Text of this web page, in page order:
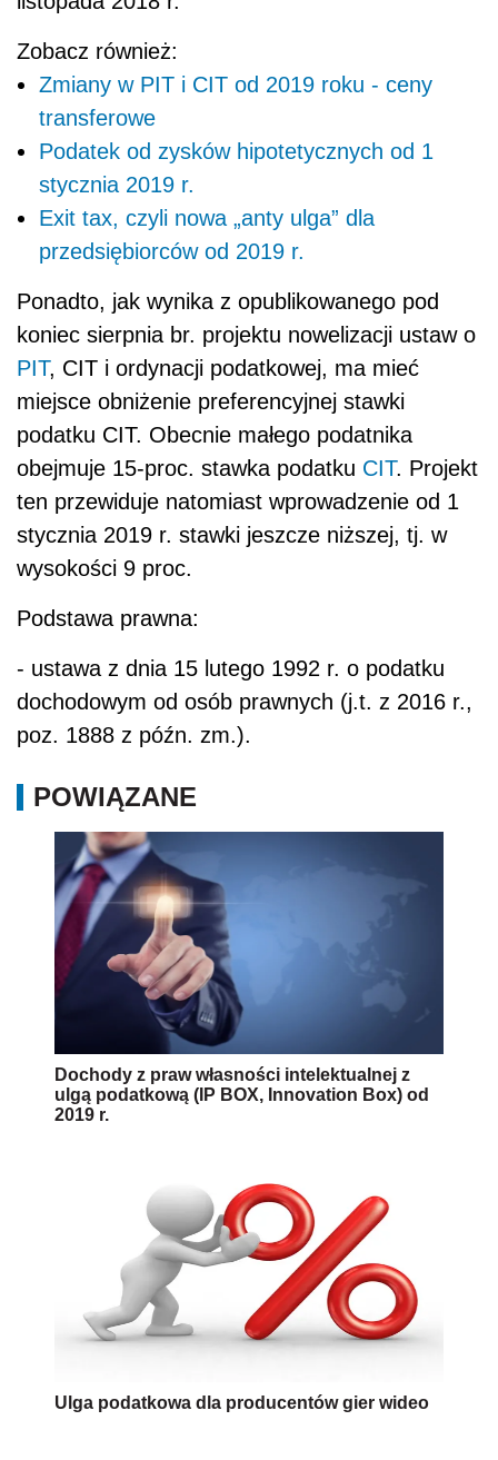
Zobacz również:
Zmiany w PIT i CIT od 2019 roku - ceny
transferowe
Podatek od zysków hipotetycznych od 1
stycznia 2019 r.
Exit tax, czyli nowa „anty ulga” dla
przedsiębiorców od 2019 r.
Ponadto, jak wynika z opublikowanego pod
koniec sierpnia br. projektu nowelizacji ustaw o
PIT, CIT i ordynacji podatkowej, ma mieć
miejsce obniżenie preferencyjnej stawki
podatku CIT. Obecnie małego podatnika
obejmuje 15-proc. stawka podatku CIT. Projekt
ten przewiduje natomiast wprowadzenie od 1
stycznia 2019 r. stawki jeszcze niższej, tj. w
wysokości 9 proc.
Podstawa prawna:
- ustawa z dnia 15 lutego 1992 r. o podatku
dochodowym od osób prawnych (j.t. z 2016 r.,
poz. 1888 z późn. zm.).
POWIĄZANE
Dochody z praw własności intelektualnej z
ulgą podatkową (IP BOX, Innovation Box) od
2019 r.
Ulga podatkowa dla producentów gier wideo